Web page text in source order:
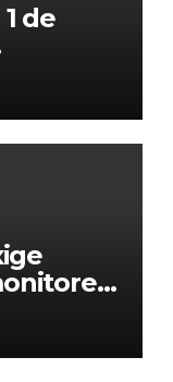
de
y